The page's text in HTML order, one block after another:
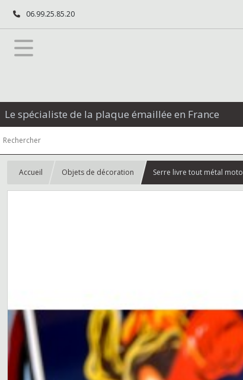
06.99.25.85.20
Le spécialiste de la plaque émaillée en France
Accueil Objets de décoration Serre livre tout métal moto